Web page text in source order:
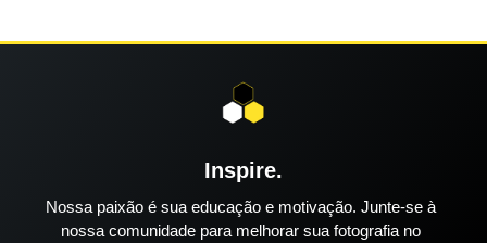
Inspire.
Nossa paixão é sua educação e motivação. Junte-se à
nossa comunidade para melhorar sua fotografia no